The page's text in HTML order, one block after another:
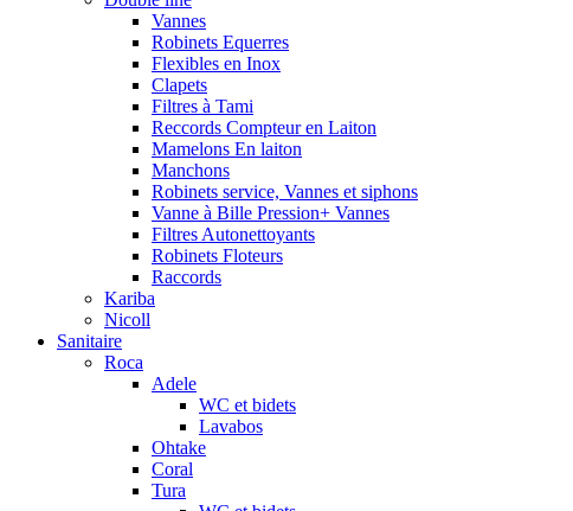
Vannes
Robinets Equerres
Flexibles en Inox
Clapets
Filtres à Tami
Reccords Compteur en Laiton
Mamelons En laiton
Manchons
Robinets service, Vannes et siphons
Vanne à Bille Pression+ Vannes
Filtres Autonettoyants
Robinets Floteurs
Raccords
Kariba
Nicoll
Sanitaire
Roca
Adele
WC et bidets
Lavabos
Ohtake
Coral
Tura